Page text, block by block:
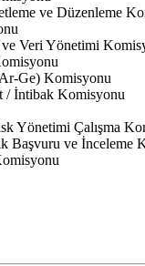
ve Düzenleme
Veri Yönetimi
Ge) Komisyonu
/ İntibak Komisyonu
Yönetimi Çalışma
Başvuru ve İnceleme